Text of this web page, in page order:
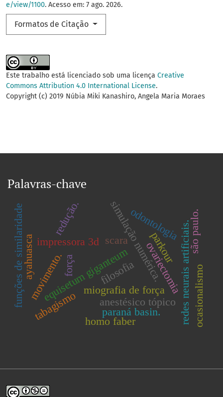
e/view/1100. Acesso em: 7 ago. 2026.
Formatos de Citação
Este trabalho está licenciado sob uma licença Creative
Commons Attribution 4.0 International License.
Copyright (c) 2019 Núbia Miki Kanashiro, Angela Maria Moraes
Palavras-chave
impressora 3d scara
simulação numérica.
equisetum giganteum ovariectomia
miografia de força redes neurais artificiais.
ayahuasca
tabagismo
redução.
ocasionalismo
força
movimento. anestésico tópico
odontologia
paraná basin.
parkour são paulo.
funções de similaridade filosofia
homo faber